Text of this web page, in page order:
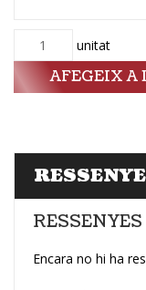
Quantitat unitat
AFEGEIX A
RESSENYES
Encara no hi ha